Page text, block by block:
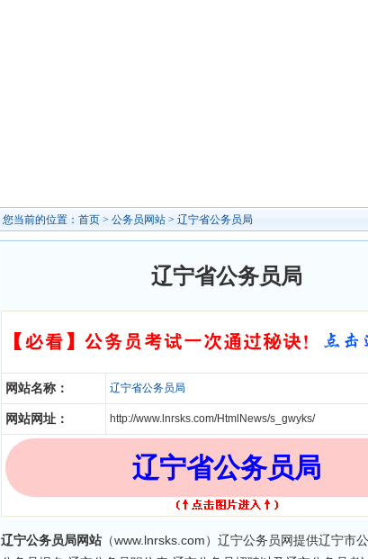
您当前的位置： 首页 > 公务员网站 > 辽宁省公务员局
辽宁省公务员局
网站名称： 辽宁省公务员局
网站网址： http://www.lnrsks.com/HtmlNews/s_gwyks/
辽宁省公务员局
辽宁公务员局网站 （www.lnrsks.com）辽宁公务员网提供辽宁市